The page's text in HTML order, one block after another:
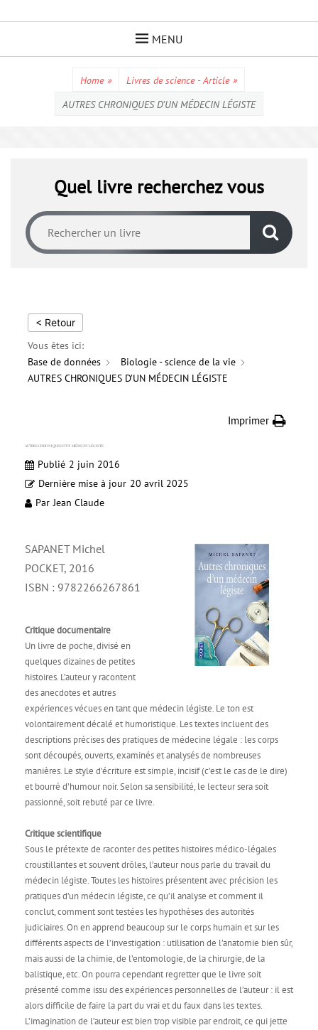
MENU
Home » Livres de science - Article »
AUTRES CHRONIQUES D’UN MÉDECIN LÉGISTE
Quel livre recherchez vous
< Retour
Vous êtes ici:
Base de données
Biologie - science de la vie
AUTRES CHRONIQUES D’UN MÉDECIN LÉGISTE
Imprimer
AUTRES CHRONIQUES D’UN MÉDECIN LÉGISTE
Publié 2 juin 2016
Dernière mise à jour 20 avril 2025
Par Jean Claude
SAPANET Michel
POCKET, 2016
ISBN : 9782266267861
Critique documentaire
Un livre de poche, divisé en
quelques dizaines de petites
histoires. L’auteur y racontent
des anecdotes et autres
expériences vécues en tant que médecin légiste. Le ton est
volontairement décalé et humoristique. Les textes incluent des
descriptions précises des pratiques de médecine légale : les corps
sont découpés, ouverts, examinés et analysés de nombreuses
manières. Le style d’écriture est simple, incisif (c’est le cas de le dire)
et bourré d’humour noir. Selon sa sensibilité, le lecteur sera soit
passionné, soit rebuté par ce livre.
Critique scientifique
Sous le prétexte de raconter des petites histoires médico-légales
croustillantes et souvent drôles, l’auteur nous parle du travail du
médecin légiste. Toutes les histoires présentent avec précision les
pratiques d’un médecin légiste, ce qu’il analyse et comment il
conclut, comment sont testées les hypothèses des autorités
judiciaires. On en apprend beaucoup sur le corps humain et sur les
différents aspects de l’investigation : utilisation de l’anatomie bien sûr,
mais aussi de la chimie, de l’entomologie, de la chirurgie, de la
balistique, etc. On pourra cependant regretter que le livre soit
présenté comme issu des expériences personnelles de l’auteur : il est
alors difficile de faire la part du vrai et du faux dans les textes.
L’imagination de l’auteur est bien trop visible par endroit, ce qui jette